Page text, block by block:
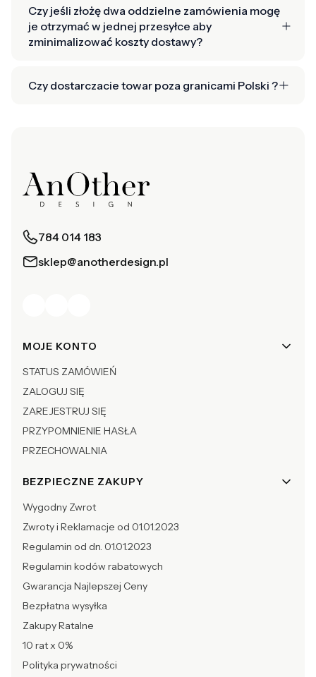
Czy jeśli złożę dwa oddzielne zamówienia mogę
je otrzymać w jednej przesyłce aby
zminimalizować koszty dostawy?
Czy dostarczacie towar poza granicami Polski ?
784 014 183
sklep@anotherdesign.pl
Linki w stopce
MOJE KONTO
STATUS ZAMÓWIEŃ
ZALOGUJ SIĘ
ZAREJESTRUJ SIĘ
PRZYPOMNIENIE HASŁA
PRZECHOWALNIA
BEZPIECZNE ZAKUPY
Wygodny Zwrot
Zwroty i Reklamacje od 01.01.2023
Regulamin od dn. 01.01.2023
Regulamin kodów rabatowych
Gwarancja Najlepszej Ceny
Bezpłatna wysyłka
Zakupy Ratalne
10 rat x 0%
Polityka prywatności